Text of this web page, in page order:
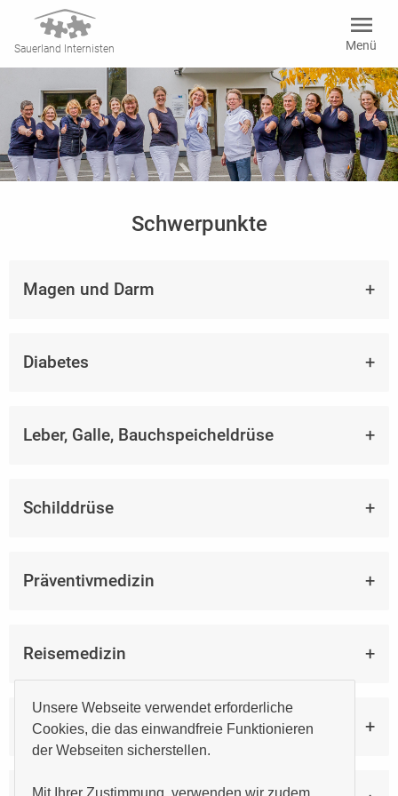
Unsere Webseite verwendet erforderliche
Cookies, die das einwandfreie Funktionieren
der Webseiten sicherstellen.
Sauerland Internisten
menu
Menü
Schwerpunkte
Magen und Darm
Diabetes
Leber, Galle, Bauchspeicheldrüse
Schilddrüse
Präventivmedizin
Reisemedizin
Gelbfieber-Impfstelle